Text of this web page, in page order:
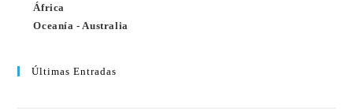
África
Oceanía - Australia
Últimas Entradas